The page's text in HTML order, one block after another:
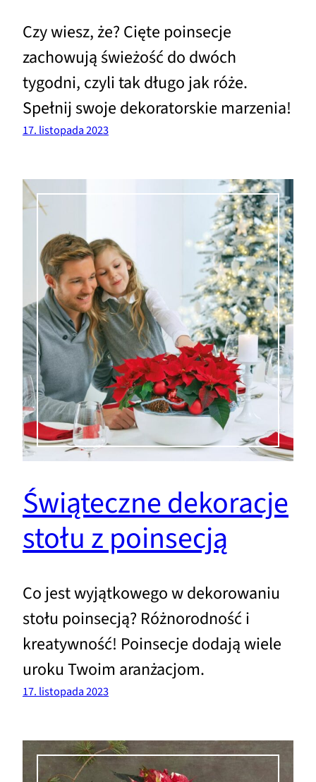
Czy wiesz, że? Cięte poinsecje
zachowują świeżość do dwóch
tygodni, czyli tak długo jak róże.
Spełnij swoje dekoratorskie marzenia!
17. listopada 2023
Świąteczne dekoracje
stołu z poinsecją
Co jest wyjątkowego w dekorowaniu
stołu poinsecją? Różnorodność i
kreatywność! Poinsecje dodają wiele
uroku Twoim aranżacjom.
17. listopada 2023